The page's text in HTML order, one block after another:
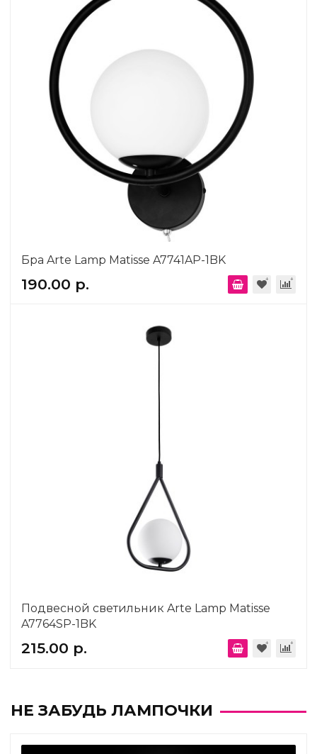
Бра Arte Lamp Matisse A7741AP-1BK
190.00 р.
Подвесной светильник Arte Lamp Matisse
A7764SP-1BK
215.00 р.
НЕ ЗАБУДЬ ЛАМПОЧКИ